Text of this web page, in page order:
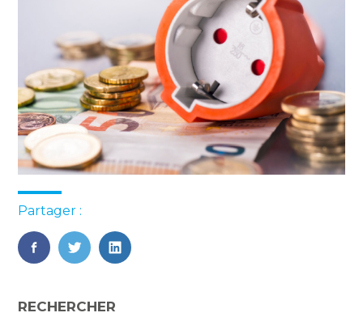
Partager :
FaceBook
TwitterLinkedIn
Blog
RECHERCHER